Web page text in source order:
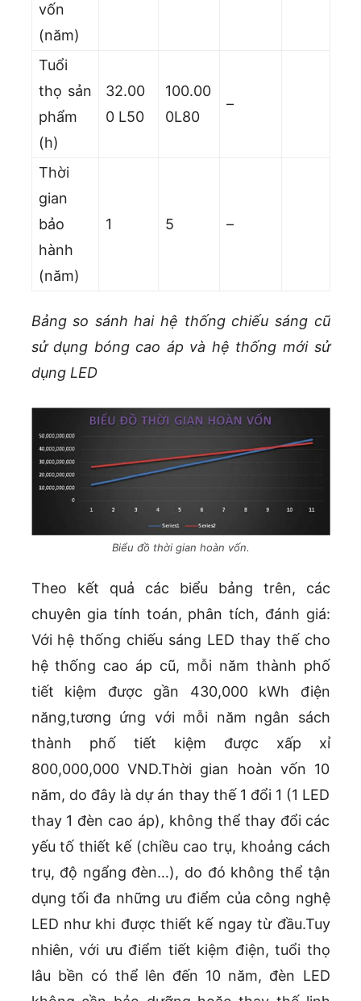
vốn
(năm)
Tuổi
thọ sản
phẩm
(h)
32.00
0 L50
100.00
0L80
–
Thời
gian
bảo
hành
(năm)
1 5 –
Bảng so sánh hai hệ thống chiếu sáng cũ
sử dụng bóng cao áp và hệ thống mới sử
dụng LED
Biểu đồ thời gian hoàn vốn.
Theo kết quả các biểu bảng trên, các
chuyên gia tính toán, phân tích, đánh giá:
Với hệ thống chiếu sáng LED thay thế cho
hệ thống cao áp cũ, mỗi năm thành phố
tiết kiệm được gần 430,000 kWh điện
năng,tương ứng với mỗi năm ngân sách
thành phố tiết kiệm được xấp xỉ
800,000,000 VND.Thời gian hoàn vốn 10
năm, do đây là dự án thay thế 1 đổi 1 (1 LED
thay 1 đèn cao áp), không thể thay đổi các
yếu tố thiết kế (chiều cao trụ, khoảng cách
trụ, độ ngẩng đèn…), do đó không thể tận
dụng tối đa những ưu điểm của công nghệ
LED như khi được thiết kế ngay từ đầu.Tuy
nhiên, với ưu điểm tiết kiệm điện, tuổi thọ
lâu bền có thể lên đến 10 năm, đèn LED